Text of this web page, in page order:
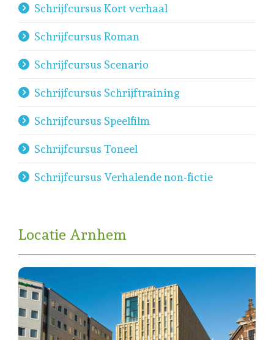
Schrijfcursus Kort verhaal
Schrijfcursus Roman
Schrijfcursus Scenario
Schrijfcursus Schrijftraining
Schrijfcursus Speelfilm
Schrijfcursus Toneel
Schrijfcursus Verhalende non-fictie
Locatie Arnhem